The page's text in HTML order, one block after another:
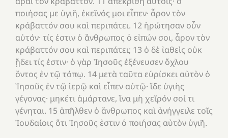
ποιήσας με ὑγιῆ, ἐκεῖνός μοι εἶπεν· ἆρον τὸν
κράβαττόν σου καὶ περιπάτει. 12 ἠρώτησαν οὖν
αὐτόν· τίς ἐστιν ὁ ἄνθρωπος ὁ εἰπών σοι, ἆρον τὸν
κράβαττόν σου καὶ περιπάτει; 13 ὁ δὲ ἰαθεὶς οὐκ
ᾔδει τίς ἐστιν· ὁ γὰρ Ἰησοῦς ἐξένευσεν ὄχλου
ὄντος ἐν τῷ τόπῳ. 14 μετὰ ταῦτα εὑρίσκει αὐτὸν ὁ
Ἰησοῦς ἐν τῷ ἱερῷ καὶ εἶπεν αὐτῷ· ἴδε ὑγιὴς
γέγονας· μηκέτι ἁμάρτανε, ἵνα μὴ χεῖρόν σοί τι
γένηται. 15 ἀπῆλθεν ὁ ἄνθρωπος καὶ ἀνήγγειλε τοῖς
Ἰουδαίοις ὅτι Ἰησοῦς ἐστιν ὁ ποιήσας αὐτὸν ὑγιῆ.